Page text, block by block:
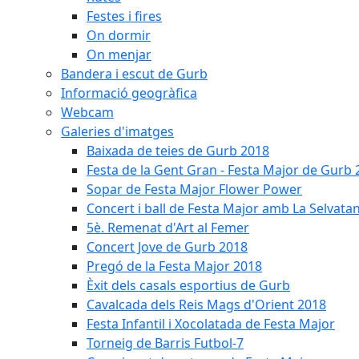
Festes i fires
On dormir
On menjar
Bandera i escut de Gurb
Informació geogràfica
Webcam
Galeries d'imatges
Baixada de teies de Gurb 2018
Festa de la Gent Gran - Festa Major de Gurb
Sopar de Festa Major Flower Power
Concert i ball de Festa Major amb La
5è. Remenat d'Art al Femer
Concert Jove de Gurb 2018
Pregó de la Festa Major 2018
Èxit dels casals esportius de Gurb
Cavalcada dels Reis Mags d'Orient 2018
Festa Infantil i Xocolatada de Festa Major
Torneig de Barris Futbol-7